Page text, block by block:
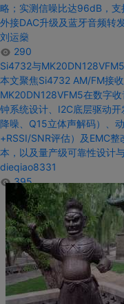
略；实测信噪比达96dB，支
外接DAC升级及蓝牙音频转发
刘运燊
290
Si4732与
本文聚焦Si4732 AM/FM接
MK20DN128VFM5在数字
钟系统设计 、I2C底层驱动
降噪、Q15立体声解码）、
+RSSI/SNR评估）及EMC
本，以及量产级可靠性设计
dieqiao8331
395